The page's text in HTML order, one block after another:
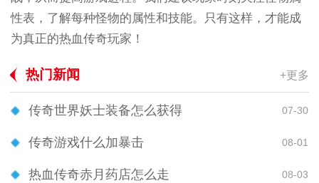
性表，了解每种怪物的属性和技能。只有这样，才能成
为真正的热血传奇玩家！
热门新闻 +更多
传奇世界妖士装备怎么获得 07-30
传奇游戏什么加暴击 08-01
热血传奇赤月药店怎么走 08-03